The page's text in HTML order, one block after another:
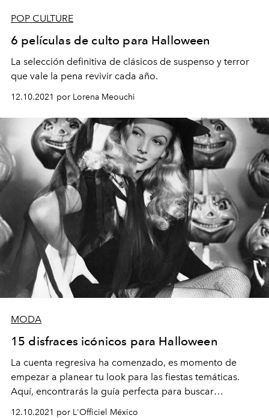
POP CULTURE
6 películas de culto para Halloween
La selección definitiva de clásicos de suspenso y terror
que vale la pena revivir cada año.
12.10.2021 por Lorena Meouchi
MODA
15 disfraces icónicos para Halloween
La cuenta regresiva ha comenzado, es momento de
empezar a planear tu look para las fiestas temáticas.
Aquí, encontrarás la guía perfecta para buscar
12.10.2021 por L'Officiel México